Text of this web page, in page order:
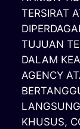
TERSIRAT
TUJUAN
DALAM
AGENCY
KHUSUS,